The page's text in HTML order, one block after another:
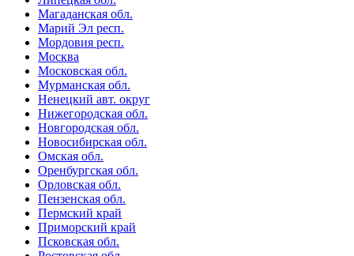
Магаданская обл.
Марий Эл респ.
Мордовия респ.
Москва
Московская обл.
Мурманская обл.
Ненецкий авт. округ
Нижегородская обл.
Новгородская обл.
Новосибирская обл.
Омская обл.
Оренбургская обл.
Орловская обл.
Пензенская обл.
Пермский край
Приморский край
Псковская обл.